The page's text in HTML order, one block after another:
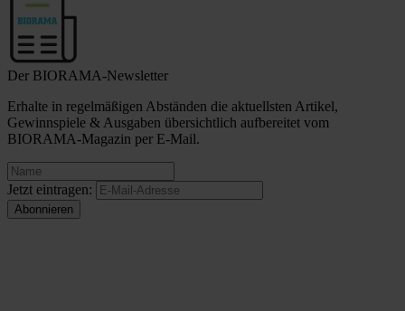
Der BIORAMA-Newsletter
Erhalte in regelmäßigen Abständen die aktuellsten Artikel,
Gewinnspiele & Ausgaben übersichtlich aufbereitet vom
BIORAMA-Magazin per E-Mail.
Jetzt eintragen: